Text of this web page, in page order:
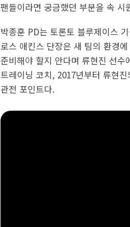
팬들이라면 궁금했던 부분을 속 시
박종훈 PD는 토론토 블루제이스
로스 애킨스 단장은 새 팀의 환경
준비해야 할지 안다며 류현진 선
트레이닝 코치, 2017년부터 류현
관전 포인트다.